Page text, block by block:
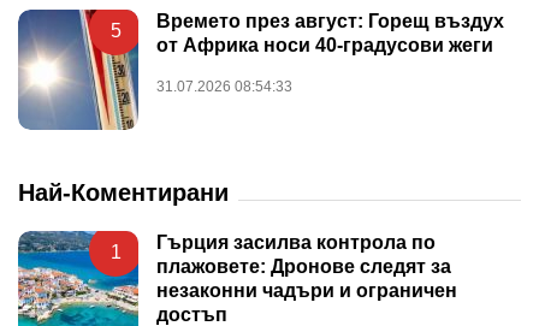
5
Времето през август: Горещ въздух
от Африка носи 40-градусови жеги
31.07.2026 08:54:33
Най-Коментирани
1
Гърция засилва контрола по
плажовете: Дронове следят за
незаконни чадъри и ограничен
достъп